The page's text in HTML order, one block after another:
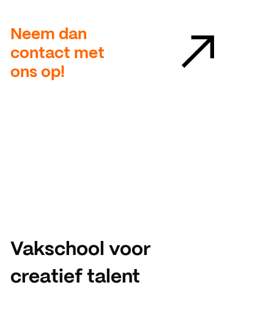
Neem dan
contact met
ons op!
Vakschool voor
creatief talent